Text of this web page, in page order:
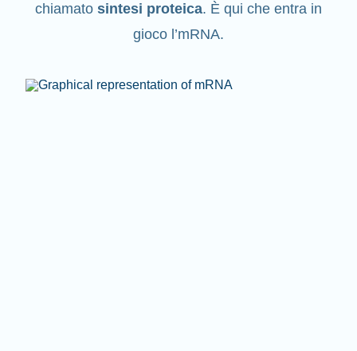
chiamato sintesi proteica. È qui che entra in
gioco l’mRNA.